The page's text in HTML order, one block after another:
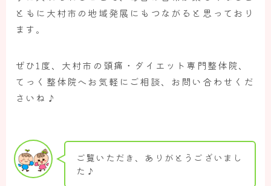
ともに大村市の地域発展にもつながると思っており
ます。
ぜひ1度、大村市の頭痛・ダイエット専門整体院、
てっく整体院へお気軽にご相談、お問い合わせくだ
さいね♪
ご覧いただき、ありがとうございまし
た♪